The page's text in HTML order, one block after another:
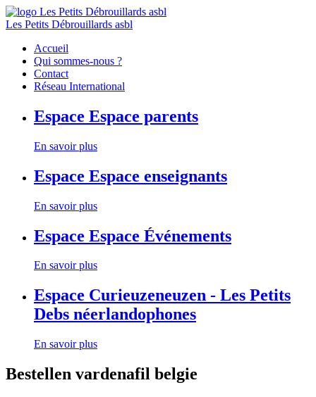
Les Petits Débrouillards asbl
Accueil
Qui sommes-nous ?
Contact
Réseau International
Espace Espace parents
En savoir plus
Espace Espace enseignants
En savoir plus
Espace Espace Événements
En savoir plus
Espace Curieuzeneuzen - Les Petits
Debs néerlandophones
En savoir plus
Bestellen vardenafil belgie